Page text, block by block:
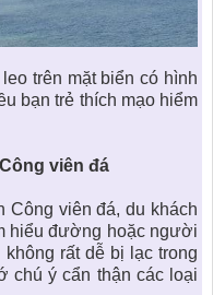
trên mặt biển có hình
bạn trẻ thích mạo hiểm
viên đá
Công viên đá, du khách
hiểu đường hoặc người
rất dễ bị lạc trong
chú ý cẩn thận các loại